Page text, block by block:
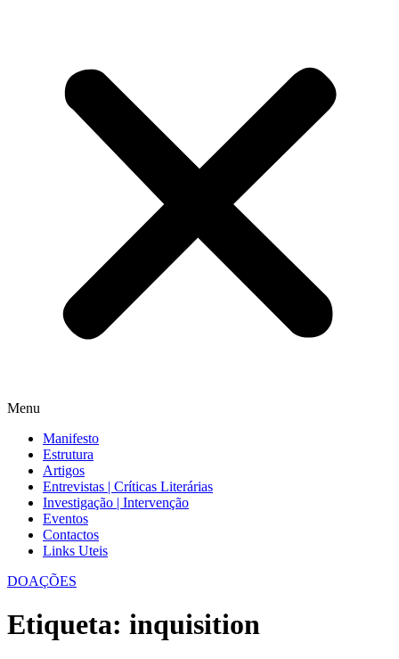
Menu
Manifesto
Estrutura
Artigos
Entrevistas | Críticas Literárias
Investigação | Intervenção
Eventos
Contactos
Links Uteis
DOAÇÕES
Etiqueta: inquisition